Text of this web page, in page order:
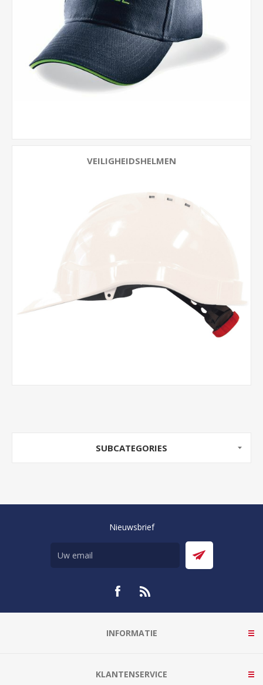
VEILIGHEIDSHELMEN
SUBCATEGORIES
Nieuwsbrief
INFORMATIE
KLANTENSERVICE